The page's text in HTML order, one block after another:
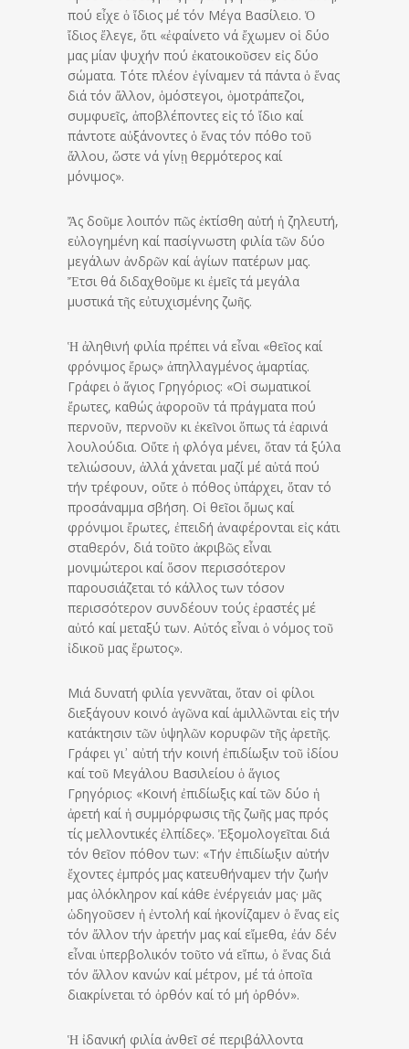
πού εἶχε ὁ ἴδιος μέ τόν Μέγα Βασίλειο. Ὁ
ἴδιος ἔλεγε, ὅτι «ἐφαίνετο νά ἔχωμεν οἱ δύο
μας μίαν ψυχήν πού ἐκατοικοῦσεν εἰς δύο
σώματα. Τότε πλέον ἐγίναμεν τά πάντα ὁ ἕνας
διά τόν ἄλλον, ὁμόστεγοι, ὁμοτράπεζοι,
συμφυεῖς, ἀποβλέποντες εἰς τό ἴδιο καί
πάντοτε αὐξάνοντες ὁ ἕνας τόν πόθο τοῦ
ἄλλου, ὥστε νά γίνῃ θερμότερος καί
μόνιμος».
Ἄς δοῦμε λοιπόν πῶς ἐκτίσθη αὐτή ἡ ζηλευτή,
εὐλογημένη καί πασίγνωστη φιλία τῶν δύο
μεγάλων ἀνδρῶν καί ἁγίων πατέρων μας.
Ἔτσι θά διδαχθοῦμε κι ἐμεῖς τά μεγάλα
μυστικά τῆς εὐτυχισμένης ζωῆς.
Ἡ ἀληθινή φιλία πρέπει νά εἶναι «θεῖος καί
φρόνιμος ἔρως» ἀπηλλαγμένος ἁμαρτίας.
Γράφει ὁ ἅγιος Γρηγόριος: «Οἱ σωματικοί
ἔρωτες, καθώς ἀφοροῦν τά πράγματα πού
περνοῦν, περνοῦν κι ἐκεῖνοι ὅπως τά ἐαρινά
λουλούδια. Οὔτε ἡ φλόγα μένει, ὅταν τά ξύλα
τελιώσουν, ἀλλά χάνεται μαζί μέ αὐτά πού
τήν τρέφουν, οὔτε ὁ πόθος ὑπάρχει, ὅταν τό
προσάναμμα σβήση. Οἱ θεῖοι ὅμως καί
φρόνιμοι ἔρωτες, ἐπειδή ἀναφέρονται εἰς κάτι
σταθερόν, διά τοῦτο ἀκριβῶς εἶναι
μονιμώτεροι καί ὅσον περισσότερον
παρουσιάζεται τό κάλλος των τόσον
περισσότερον συνδέουν τούς ἐραστές μέ
αὐτό καί μεταξύ των. Αὐτός εἶναι ὁ νόμος τοῦ
ἰδικοῦ μας ἔρωτος».
Μιά δυνατή φιλία γεννᾶται, ὅταν οἱ φίλοι
διεξάγουν κοινό ἀγῶνα καί ἁμιλλῶνται εἰς τήν
κατάκτησιν τῶν ὑψηλῶν κορυφῶν τῆς ἀρετῆς.
Γράφει γι᾽ αὐτή τήν κοινή ἐπιδίωξιν τοῦ ἰδίου
καί τοῦ Μεγάλου Βασιλείου ὁ ἅγιος
Γρηγόριος: «Κοινή ἐπιδίωξις καί τῶν δύο ἡ
ἀρετή καί ἡ συμμόρφωσις τῆς ζωῆς μας πρός
τίς μελλοντικές ἐλπίδες». Ἐξομολογεῖται διά
τόν θεῖον πόθον των: «Τήν ἐπιδίωξιν αὐτήν
ἔχοντες ἐμπρός μας κατευθήναμεν τήν ζωήν
μας ὁλόκληρον καί κάθε ἐνέργειάν μας· μᾶς
ὡδηγοῦσεν ἡ ἐντολή καί ἠκονίζαμεν ὁ ἕνας εἰς
τόν ἄλλον τήν ἀρετήν μας καί εἴμεθα, ἐάν δέν
εἶναι ὑπερβολικόν τοῦτο νά εἴπω, ὁ ἕνας διά
τόν ἄλλον κανών καί μέτρον, μέ τά ὁποῖα
διακρίνεται τό ὀρθόν καί τό μή ὀρθόν».
Ἡ ἰδανική φιλία ἀνθεῖ σέ περιβάλλοντα